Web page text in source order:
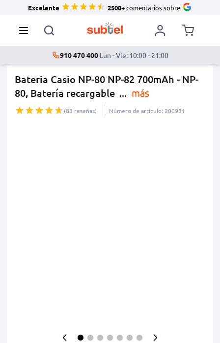
Excelente 2500+comentarios sobre
910 470 400·Lun - Vie: 10:00 - 21:00
Bateria Casio NP-80 NP-82 700mAh - NP-
80, Batería recargable ... más
(83 reseñas) Número de artículo: 200931